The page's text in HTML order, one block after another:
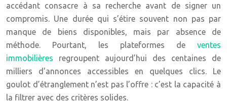
accédant consacre à sa recherche avant de signer un
compromis. Une durée qui s’étire souvent non pas par
manque de biens disponibles, mais par absence de
méthode. Pourtant, les plateformes de ventes
immobilières regroupent aujourd’hui des centaines de
milliers d’annonces accessibles en quelques clics. Le
goulot d’étranglement n’est pas l’offre : c’est la capacité à
la filtrer avec des critères solides.